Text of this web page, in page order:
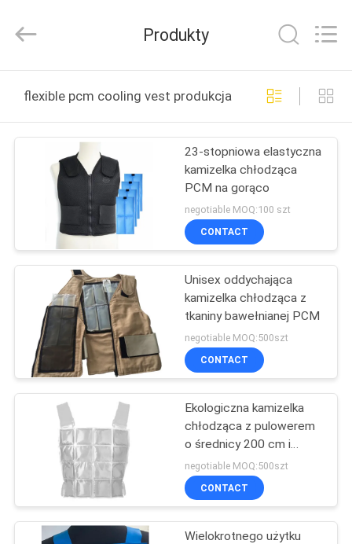
DOM
PRODUKTY
WYCIECZKA
FABRYCE
KONTROLA
JAKOŚCI
SKONTAKTUJ
NAMI
energy
Technology
Rights
Produkty
flexible pcm cooling vest produkcja online
23-stopniowa elastyczna
kamizelka chłodząca
PCM na gorąco
negotiable MOQ:100 szt
CONTACT
Unisex oddychająca
kamizelka chłodząca z
tkaniny bawełnianej PCM
negotiable MOQ:500szt
CONTACT
Ekologiczna kamizelka
chłodząca z pulowerem
o średnicy 200 cm i
masie 1,3 kg
negotiable MOQ:500szt
CONTACT
Wielokrotnego użytku